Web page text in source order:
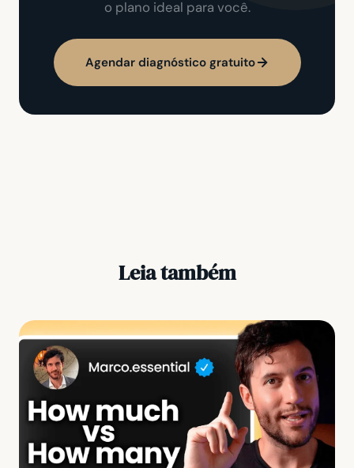
o plano ideal para você.
Agendar diagnóstico gratuito
Leia também